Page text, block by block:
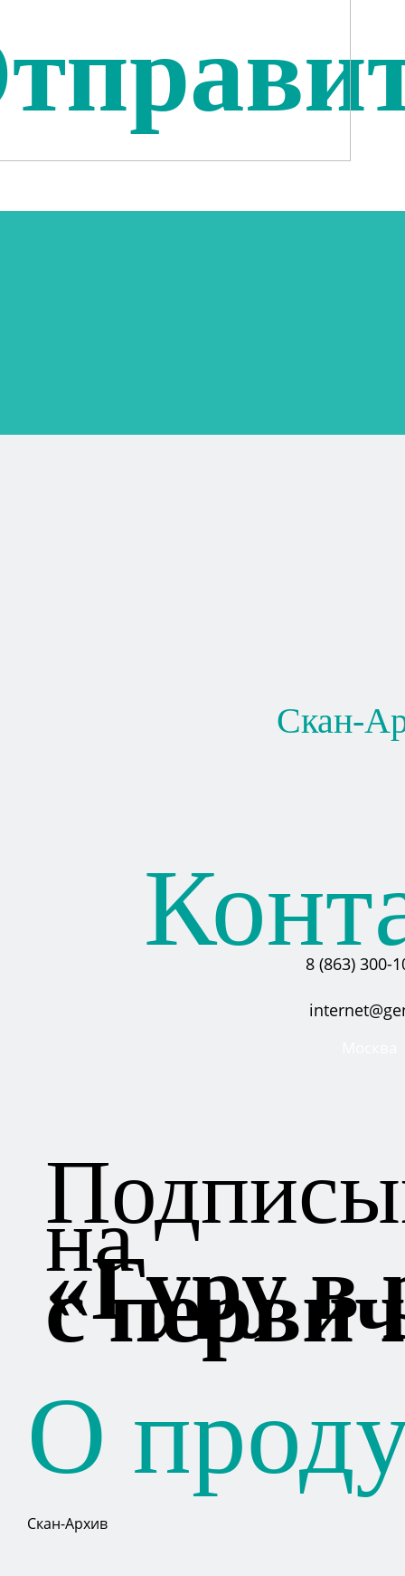
Скан-
8 (863) 300-
на
«Гуру в
с
О
Скан-Архив